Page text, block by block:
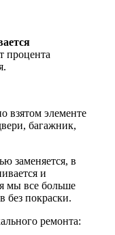
процента
взятом элементе
багажник,
заменяется, в
и
мы все больше
без покраски.
ремонта: